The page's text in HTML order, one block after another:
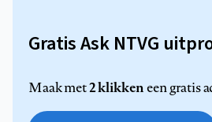
Gratis Ask NTVG
Maak met2 klikkeneen gratis